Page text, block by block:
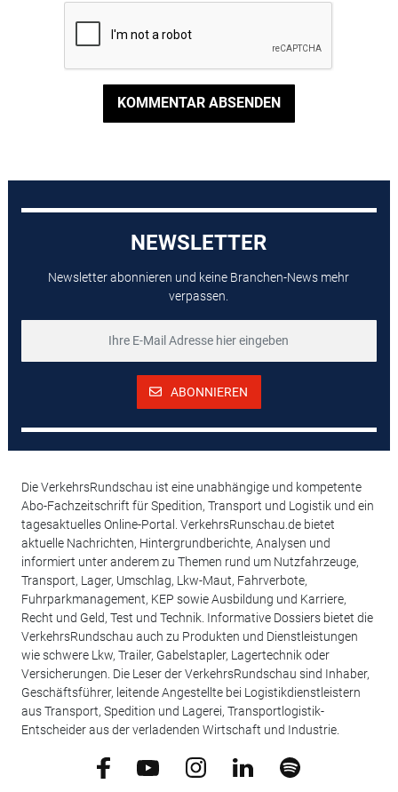
KOMMENTAR ABSENDEN
NEWSLETTER
Newsletter abonnieren und keine Branchen-News mehr
verpassen.
ABONNIEREN
Die VerkehrsRundschau ist eine unabhängige und kompetente
Abo-Fachzeitschrift für Spedition, Transport und Logistik und ein
tagesaktuelles Online-Portal. VerkehrsRunschau.de bietet
aktuelle Nachrichten, Hintergrundberichte, Analysen und
informiert unter anderem zu Themen rund um Nutzfahrzeuge,
Transport, Lager, Umschlag, Lkw-Maut, Fahrverbote,
Fuhrparkmanagement, KEP sowie Ausbildung und Karriere,
Recht und Geld, Test und Technik. Informative Dossiers bietet die
VerkehrsRundschau auch zu Produkten und Dienstleistungen
wie schwere Lkw, Trailer, Gabelstapler, Lagertechnik oder
Versicherungen. Die Leser der VerkehrsRundschau sind Inhaber,
Geschäftsführer, leitende Angestellte bei Logistikdienstleistern
aus Transport, Spedition und Lagerei, Transportlogistik-
Entscheider aus der verladenden Wirtschaft und Industrie.